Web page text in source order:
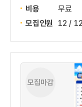
비용
무료
모집인원
12 /
모집마감